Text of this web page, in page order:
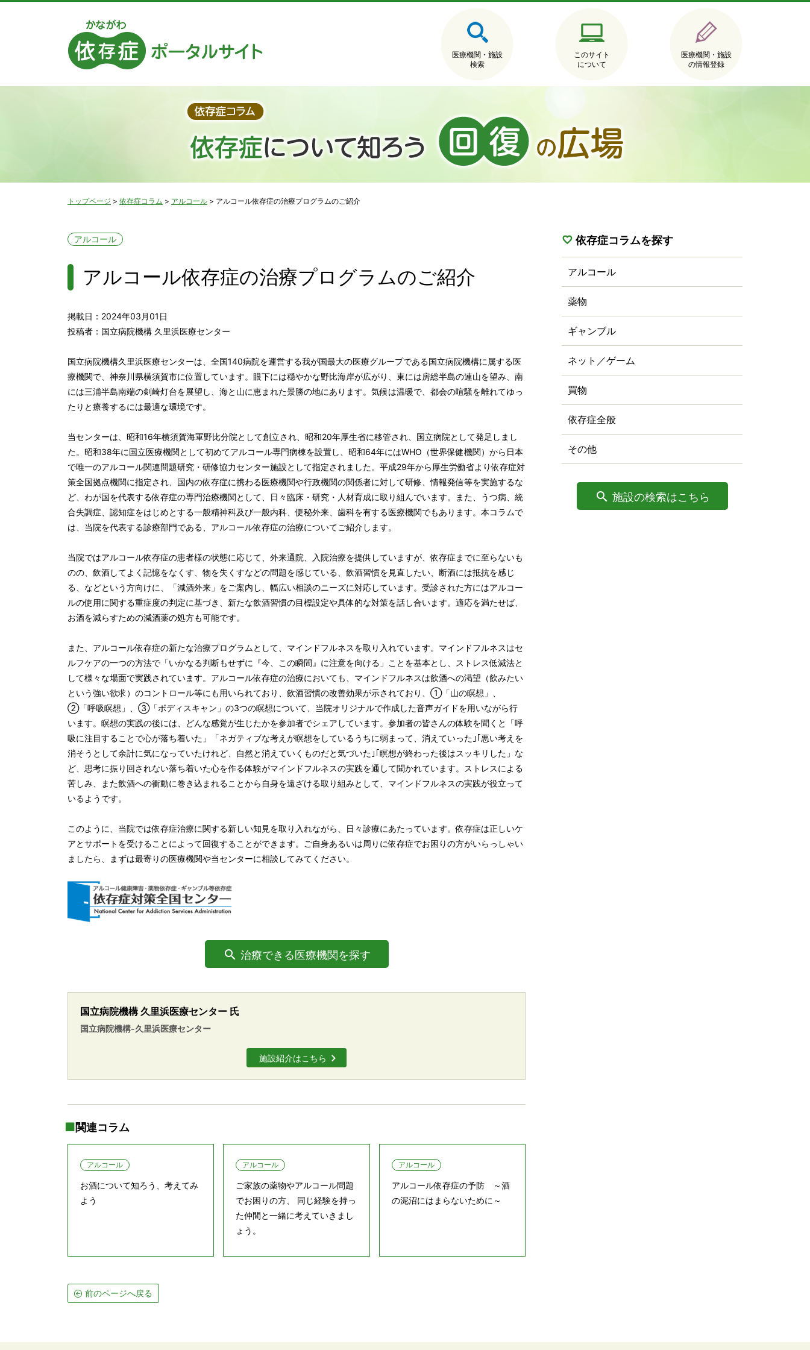
医療機関・施設
検索
このサイト
について
医療機関・施設
の情報登録
トップページ > 依存症コラム > アルコール > アルコール依存症の治療プログラムのご紹介
アルコール
アルコール依存症の治療プログラムのご紹介
掲載日：2024年03月01日
投稿者：国立病院機構 久里浜医療センター
国立病院機構久里浜医療センターは、全国140病院を運営する我が国最大の医療グループである国立病院機構に属する医
療機関で、神奈川県横須賀市に位置しています。眼下には穏やかな野比海岸が広がり、東には房総半島の連山を望み、南
には三浦半島南端の剣崎灯台を展望し、海と山に恵まれた景勝の地にあります。気候は温暖で、都会の喧騒を離れてゆっ
たりと療養するには最適な環境です。
当センターは、昭和16年横須賀海軍野比分院として創立され、昭和20年厚生省に移管され、国立病院として発足しまし
た。昭和38年に国立医療機関として初めてアルコール専門病棟を設置し、昭和64年にはWHO（世界保健機関）から日本
で唯一のアルコール関連問題研究・研修協力センター施設として指定されました。平成29年から厚生労働省より依存症対
策全国拠点機関に指定され、国内の依存症に携わる医療機関や行政機関の関係者に対して研修、情報発信等を実施するな
ど、わが国を代表する依存症の専門治療機関として、日々臨床・研究・人材育成に取り組んでいます。また、うつ病、統
合失調症、認知症をはじめとする一般精神科及び一般内科、便秘外来、歯科を有する医療機関でもあります。本コラムで
は、当院を代表する診療部門である、アルコール依存症の治療についてご紹介します。
当院ではアルコール依存症の患者様の状態に応じて、外来通院、入院治療を提供していますが、依存症までに至らないも
のの、飲酒してよく記憶をなくす、物を失くすなどの問題を感じている、飲酒習慣を見直したい、断酒には抵抗を感じ
る、などという方向けに、「減酒外来」をご案内し、幅広い相談のニーズに対応しています。受診された方にはアルコー
ルの使用に関する重症度の判定に基づき、新たな飲酒習慣の目標設定や具体的な対策を話し合います。適応を満たせば、
お酒を減らすための減酒薬の処方も可能です。
また、アルコール依存症の新たな治療プログラムとして、マインドフルネスを取り入れています。マインドフルネスはセ
ルフケアの一つの方法で「いかなる判断もせずに『今、この瞬間』に注意を向ける」ことを基本とし、ストレス低減法と
して様々な場面で実践されています。アルコール依存症の治療においても、マインドフルネスは飲酒への渇望（飲みたい
という強い欲求）のコントロール等にも用いられており、飲酒習慣の改善効果が示されており、①「山の瞑想」、
②「呼吸瞑想」、③「ボディスキャン」の3つの瞑想について、当院オリジナルで作成した音声ガイドを用いながら行
います。瞑想の実践の後には、どんな感覚が生じたかを参加者でシェアしています。参加者の皆さんの体験を聞くと「呼
吸に注目することで心が落ち着いた」「ネガティブな考えが瞑想をしているうちに弱まって、消えていった｣｢悪い考えを
消そうとして余計に気になっていたけれど、自然と消えていくものだと気づいた｣｢瞑想が終わった後はスッキリした」な
ど、思考に振り回されない落ち着いた心を作る体験がマインドフルネスの実践を通して聞かれています。ストレスによる
苦しみ、また飲酒への衝動に巻き込まれることから自身を遠ざける取り組みとして、マインドフルネスの実践が役立って
いるようです。
このように、当院では依存症治療に関する新しい知見を取り入れながら、日々診療にあたっています。依存症は正しいケ
アとサポートを受けることによって回復することができます。ご自身あるいは周りに依存症でお困りの方がいらっしゃい
ましたら、まずは最寄りの医療機関や当センターに相談してみてください。
治療できる医療機関を探す
国立病院機構 久里浜医療センター 氏
国立病院機構-久里浜医療センター
施設紹介はこちら
関連コラム
アルコール
お酒について知ろう、考えてみ
よう
アルコール
ご家族の薬物やアルコール問題
でお困りの方、 同じ経験を持っ
た仲間と一緒に考えていきまし
ょう。
アルコール
アルコール依存症の予防 ～酒
の泥沼にはまらないために～
前のページへ戻る
依存症コラムを探す
アルコール
薬物
ギャンブル
ネット／ゲーム
買物
依存症全般
その他
施設の検索はこちら